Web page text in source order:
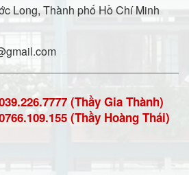
Long, Thành phố Hồ Chí Minh
(Thầy Gia Thành)
(Thầy Hoàng Thái)